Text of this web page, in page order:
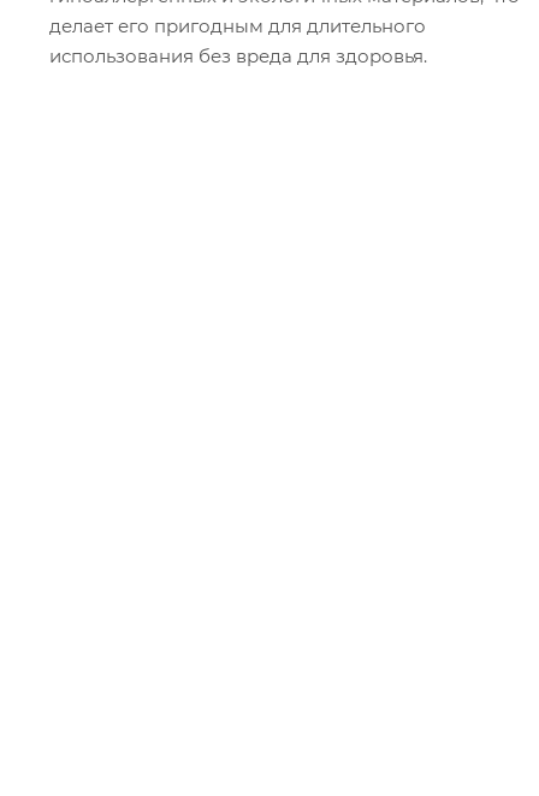
делает его пригодным для длительного
использования без вреда для здоровья.